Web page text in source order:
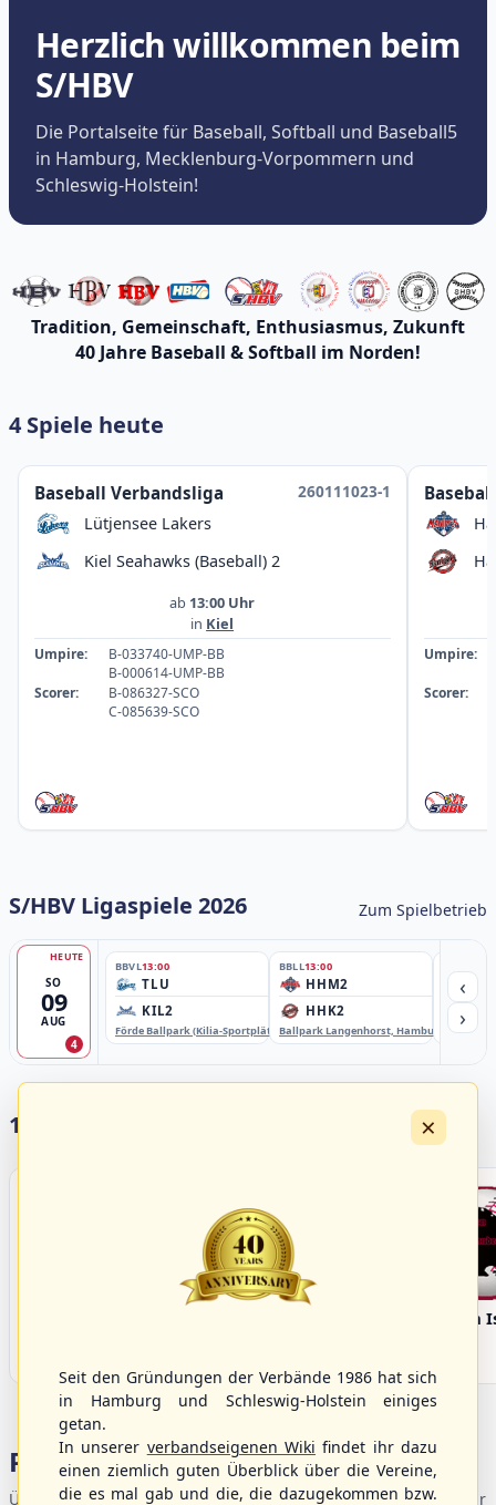
Herzlich willkommen beim
S/HBV
Die Portalseite für Baseball, Softball und Baseball5
in Hamburg, Mecklenburg-Vorpommern und
Schleswig-Holstein!
Tradition, Gemeinschaft, Enthusiasmus, Zukunft
40 Jahre Baseball & Softball im Norden!
4 Spiele heute
Baseball Verbandsliga
260111023-1
Lütjensee Lakers
Kiel Seahawks (Baseball) 2
ab 13:00 Uhr
in Kiel
Umpire:
B-033740-UMP-BB
B-000614-UMP-BB
Scorer:
B-086327-SCO
C-085639-SCO
Umpire:
Scorer:
S/HBV Ligaspiele 2026 Zum Spielbetrieb
SO
09
AUG
HEUTE
4
BBVL13:00
TLU
KIL2
Förde Ballpark (Kilia-Sportplätze), Kiel
BBLL13:00
HHM2
HHK2
Ballpark Langenhorst, Hamburg Ballpark
‹
›
17 Vereine im S/HBV
Fehmarn
Portalbereiche
Übersicht der Verbandsbereiche – wählen Sie einen Einstieg für
×
Seit den Gründungen der Verbände 1986 hat sich
in Hamburg und Schleswig-Holstein einiges
getan.
In unserer verbandseigenen Wiki findet ihr dazu
einen ziemlich guten Überblick über die Vereine,
die es mal gab und die, die dazugekommen bzw.